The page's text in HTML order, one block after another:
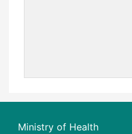
Ministry of Health